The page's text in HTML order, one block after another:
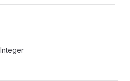
Integer